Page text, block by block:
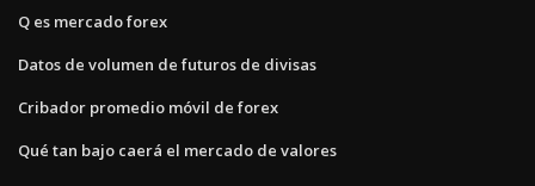
Q es mercado forex
Datos de volumen de futuros de divisas
Cribador promedio móvil de forex
Qué tan bajo caerá el mercado de valores